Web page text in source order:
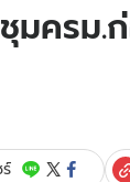
มครม